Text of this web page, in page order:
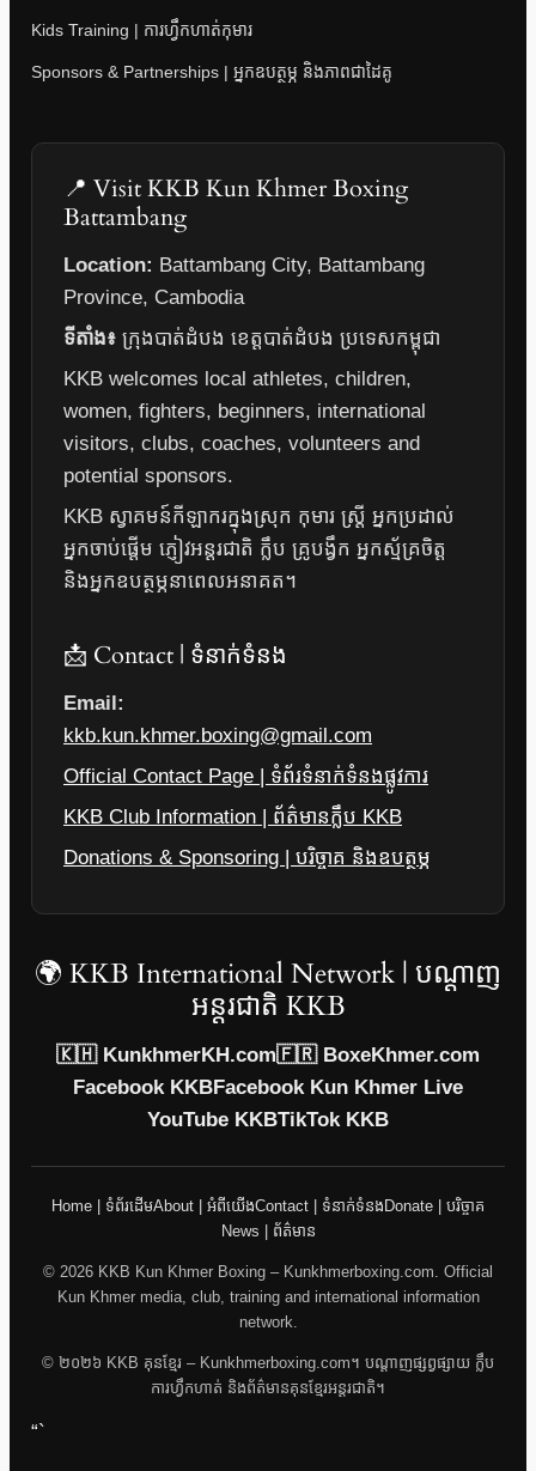
Kids Training | ការហ្វឹកហាត់កុមារ
Sponsors & Partnerships | អ្នកឧបត្ថម្ភ និងភាពជាដៃគូ
📍 Visit KKB Kun Khmer Boxing
Battambang
Location: Battambang City, Battambang
Province, Cambodia
ទីតាំង៖ ក្រុងបាត់ដំបង ខេត្តបាត់ដំបង ប្រទេសកម្ពុជា
KKB welcomes local athletes, children,
women, fighters, beginners, international
visitors, clubs, coaches, volunteers and
potential sponsors.
KKB ស្វាគមន៍កីឡាករក្នុងស្រុក កុមារ ស្ត្រី អ្នកប្រដាល់
អ្នកចាប់ផ្តើម ភ្ញៀវអន្តរជាតិ ក្លឹប គ្រូបង្វឹក អ្នកស្ម័គ្រចិត្ត
និងអ្នកឧបត្ថម្ភនាពេលអនាគត។
📩 Contact | ទំនាក់ទំនង
Email:
kkb.kun.khmer.boxing@gmail.com
Official Contact Page | ទំព័រទំនាក់ទំនងផ្លូវការ
KKB Club Information | ព័ត៌មានក្លឹប KKB
Donations & Sponsoring | បរិច្ចាគ និងឧបត្ថម្ភ
🌍 KKB International Network | បណ្តាញ
អន្តរជាតិ KKB
🇰🇭 KunkhmerKH.com🇫🇷 BoxeKhmer.com
Facebook KKBFacebook Kun Khmer Live
YouTube KKBTikTok KKB
Home | ទំព័រដើមAbout | អំពីយើងContact | ទំនាក់ទំនង Donate | បរិច្ចាគ
News | ព័ត៌មាន
© 2026 KKB Kun Khmer Boxing – Kunkhmerboxing.com. Official
Kun Khmer media, club, training and international information
network.
© ២០២៦ KKB គុនខ្មែរ – Kunkhmerboxing.com។ បណ្តាញផ្សព្វផ្សាយ ក្លឹប
ការហ្វឹកហាត់ និងព័ត៌មានគុនខ្មែរអន្តរជាតិ។
“`